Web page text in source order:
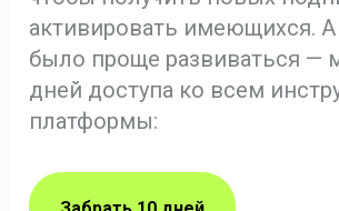
активировать имеющихся.
было проще развиваться —
дней доступа ко всем
платформы: